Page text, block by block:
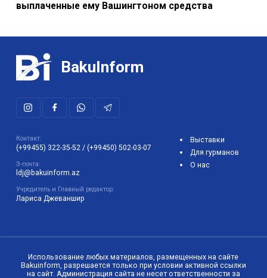
выплаченные ему Вашингтоном средства
BakuInform
Контакт:
(+99455) 322-35-52 / (+99450) 502-03-07
Э-почта:
ldj@bakuinform.az
Учредитель и Главный редактор:
Лариса Джеваншир
Выставки
Для гурманов
О нас
Использование любых материалов, размещенных на сайте
Bakuinform, разрешается только при условии активной ссылки
на сайт. Администрация сайта не несет ответственности за